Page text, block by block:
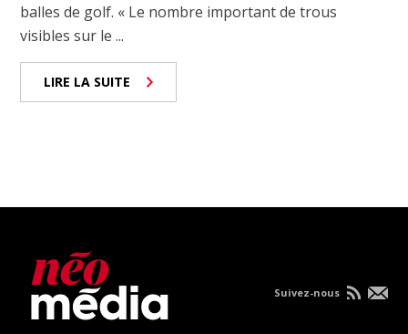
balles de golf. « Le nombre important de trous
visibles sur le ...
LIRE LA SUITE
Suivez-nous